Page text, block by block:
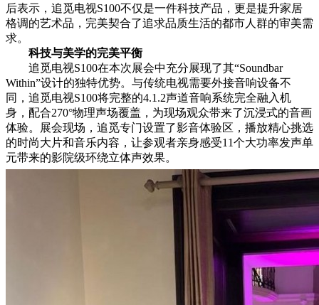
后表示，追觅电视S100不仅是一件科技产品，更是提升家居
格调的艺术品，完美契合了追求品质生活的都市人群的审美需
求。
科技与美学的完美平衡
追觅电视S100在本次展会中充分展现了其“Soundbar
Within”设计的独特优势。与传统电视需要外接音响设备不
同，追觅电视S100将完整的4.1.2声道音响系统完全融入机
身，配合270°物理声场覆盖，为现场观众带来了沉浸式的音画
体验。展会现场，追觅专门设置了影音体验区，播放精心挑选
的时尚大片和音乐内容，让参观者亲身感受11个大功率发声单
元带来的影院级环绕立体声效果。